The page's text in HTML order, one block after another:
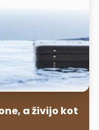
a živijo kot